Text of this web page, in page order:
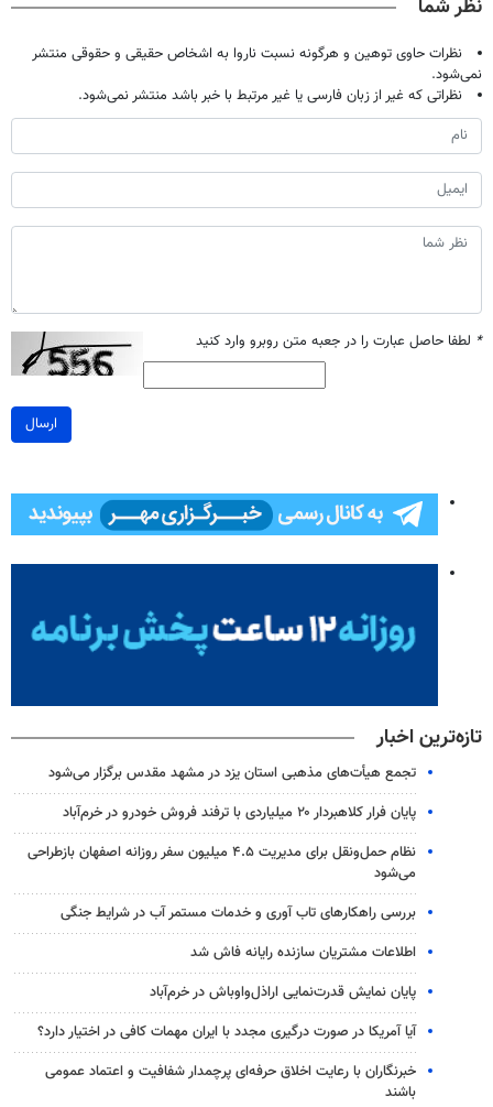
نظر شما
نظرات حاوی توهین و هرگونه نسبت ناروا به اشخاص حقیقی و حقوقی منتشر
نمی‌شود.
نظراتی که غیر از زبان فارسی یا غیر مرتبط با خبر باشد منتشر نمی‌شود.
* لطفا حاصل عبارت را در جعبه متن روبرو وارد کنید
ارسال
تازه‌ترین اخبار
تجمع هیأت‌های مذهبی استان یزد در مشهد مقدس برگزار می‌شود
پایان فرار کلاهبردار ۲۰ میلیاردی با ترفند فروش خودرو در خرم‌آباد
نظام حمل‌ونقل برای مدیریت ۴.۵ میلیون سفر روزانه اصفهان بازطراحی
می‌شود
بررسی راهکارهای تاب آوری و خدمات مستمر آب در شرایط جنگی
اطلاعات مشتریان سازنده رایانه فاش شد
پایان نمایش قدرت‌نمایی اراذل‌واوباش در خرم‌آباد
آیا آمریکا در صورت درگیری مجدد با ایران مهمات کافی در اختیار دارد؟
خبرنگاران با رعایت اخلاق حرفه‌ای پرچمدار شفافیت و اعتماد عمومی
باشند